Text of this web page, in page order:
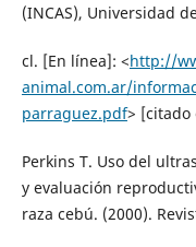
(INCAS), Universidad
cl. [En línea]: <http://
animal.com.ar/
parraguez.pdf> [citado
Perkins T. Uso del
y evaluación
raza cebú. (2000).